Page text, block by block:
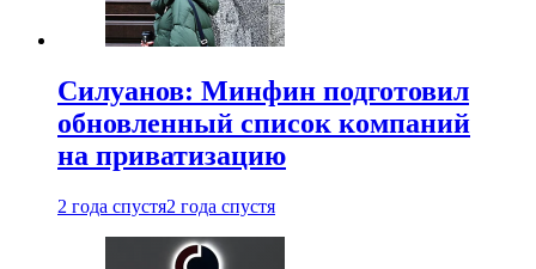
Силуанов: Минфин подготовил
обновленный список компаний
на приватизацию
2 года спустя2 года спустя